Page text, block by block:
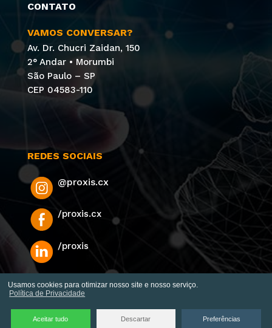
Usamos cookies para otimizar nosso site e nosso serviço.
Política de Privacidade
Aceitar tudo Descartar Preferências
CONTATO
VAMOS CONVERSAR?
Av. Dr. Chucri Zaidan, 150
2° Andar • Morumbi
São Paulo – SP
CEP 04583-110
REDES SOCIAIS
@proxis.cx
/proxis.cx
/proxis
© 2026 Proxis. Todos os direitos estão reservados. Desenvolvido
👋 Quer conhecer um call center que
cuida da Jornada Omnicanal do cliente e
oferece o melhor Retorno para a sua
empresa? Fale com nossa equipe! 😉
Falar com Vendas